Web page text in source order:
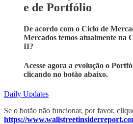
e de Portfólio
De acordo com o Ciclo de
Mercados temos atualmente na
II?
Acesse agora a evolução o
clicando no botão abaixo.
Daily Updates
Se o botão não funcionar, por favor,
https://